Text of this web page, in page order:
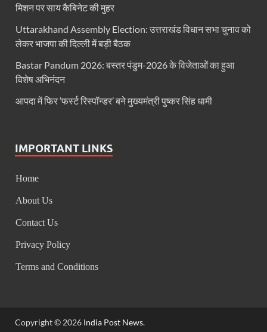
मिशन पर साय कैबिनेट की मुहर
Uttarakhand Assembly Election: उत्तराखंड विधान सभा चुनाव को
लेकर भाजपा की दिल्ली में बड़ी बैठक
Bastar Pandum 2026: बस्तर पंडुम-2026 के विजेताओं का हुआ
विशेष अभिनंदन
आपदा में फिर ‘फर्स्ट रिस्पॉन्डर’ बने मुख्यमंत्री पुष्कर सिंह धामी
IMPORTANT LINKS
Home
About Us
Contact Us
Privacy Policy
Terms and Conditions
Copyright © 2026 India Post News.